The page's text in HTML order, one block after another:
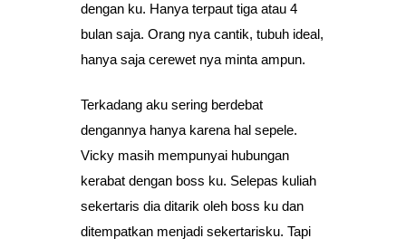
dengan ku. Hanya terpaut tiga atau 4
bulan saja. Orang nya cantik, tubuh ideal,
hanya saja cerewet nya minta ampun.
Terkadang aku sering berdebat
dengannya hanya karena hal sepele.
Vicky masih mempunyai hubungan
kerabat dengan boss ku. Selepas kuliah
sekertaris dia ditarik oleh boss ku dan
ditempatkan menjadi sekertarisku. Tapi